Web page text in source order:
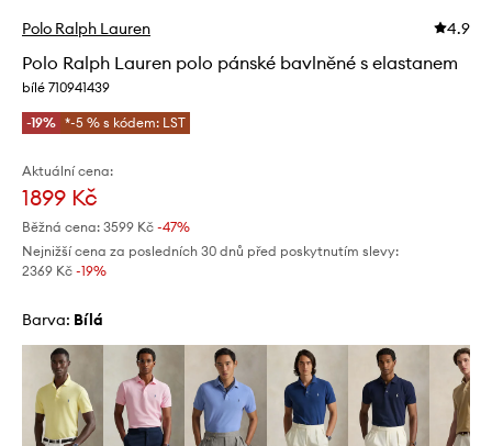
Polo Ralph Lauren 4.9
Polo Ralph Lauren polo pánské bavlněné s elastanem
bílé 710941439
-19% *-5 % s kódem: LST
Aktuální cena:
1899 Kč
Běžná cena: 3599 Kč -47%
Nejnižší cena za posledních 30 dnů před poskytnutím slevy:
2369 Kč -19%
Barva: bílá